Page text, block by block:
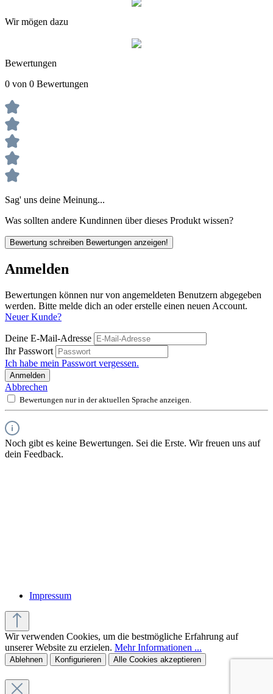
Wir mögen dazu
Bewertungen
0 von 0 Bewertungen
Sag' uns deine Meinung...
Was sollten andere Kundinnen über dieses Produkt wissen?
Bewertung schreiben Bewertungen anzeigen!
Anmelden
Bewertungen können nur von angemeldeten Benutzern abgegeben
werden. Bitte melde dich an oder erstelle einen neuen Account.
Neuer Kunde?
Deine E-Mail-Adresse
Ihr Passwort
Ich habe mein Passwort vergessen.
Anmelden
Abbrechen
Bewertungen nur in der aktuellen Sprache anzeigen.
Noch gibt es keine Bewertungen. Sei die Erste. Wir freuen uns auf
dein Feedback.
Impressum
Wir verwenden Cookies, um die bestmögliche Erfahrung auf
unserer Website zu erzielen. Mehr Informationen ...
Ablehnen Konfigurieren Alle Cookies akzeptieren